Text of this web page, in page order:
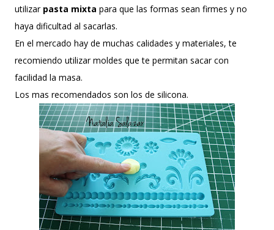
utilizarpasta mixta para que las formas sean firmes y no
haya dificultad al sacarlas.
En el mercado hay de muchas calidades y materiales, te
recomiendo utilizar moldes que te permitan sacar con
facilidad la masa.
Los mas recomendados son los de silicona.